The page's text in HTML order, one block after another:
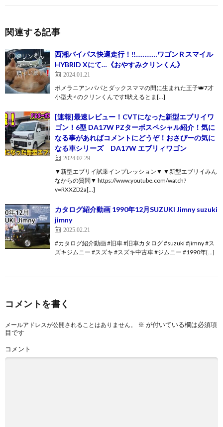
関連する記事
西湘バイパス快適走行！‼️…………ワゴンＲスマイル
HYBRID Xにて…《おやすみクリンくん》
2024.01.21
ポメラニアンパパとダックスママの間に生まれた王子👑7才
小型犬♂️のクリンくんです❗吠えるとま[…]
[速報]最速レビュー！CVTになった新型エブリイワ
ゴン！6型 DA17W PZターボスペシャル紹介！気に
なる事があればコメントにどうぞ！おさぴーの気に
なる車シリーズ DA17W エブリィワゴン
2024.02.29
▼新型エブリイ試乗インプレッション▼ ▼新型エブリイみん
なからの質問▼ https://www.youtube.com/watch?
v=RXXZD2a[…]
カタログ紹介動画 1990年12月SUZUKI Jimny suzuki
jimny
2025.02.21
#カタログ紹介動画 #旧車 #旧車カタログ #suzuki #jimny #ス
ズキジムニー #スズキ #スズキ中古車 #ジムニー #1990年[…]
コメントを書く
メールアドレスが公開されることはありません。 ※ が付いている欄は必須項
目です
コメント